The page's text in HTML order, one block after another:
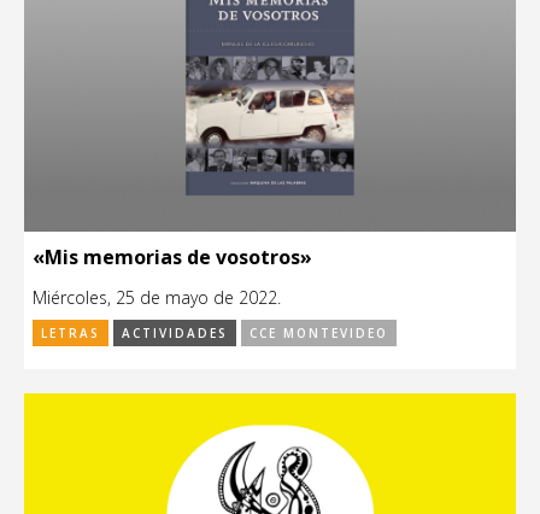
«Mis memorias de vosotros»
Miércoles, 25 de mayo de 2022.
LETRAS ACTIVIDADES CCE MONTEVIDEO